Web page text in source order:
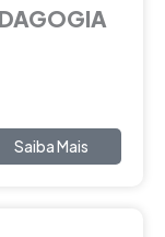
Saiba Mais